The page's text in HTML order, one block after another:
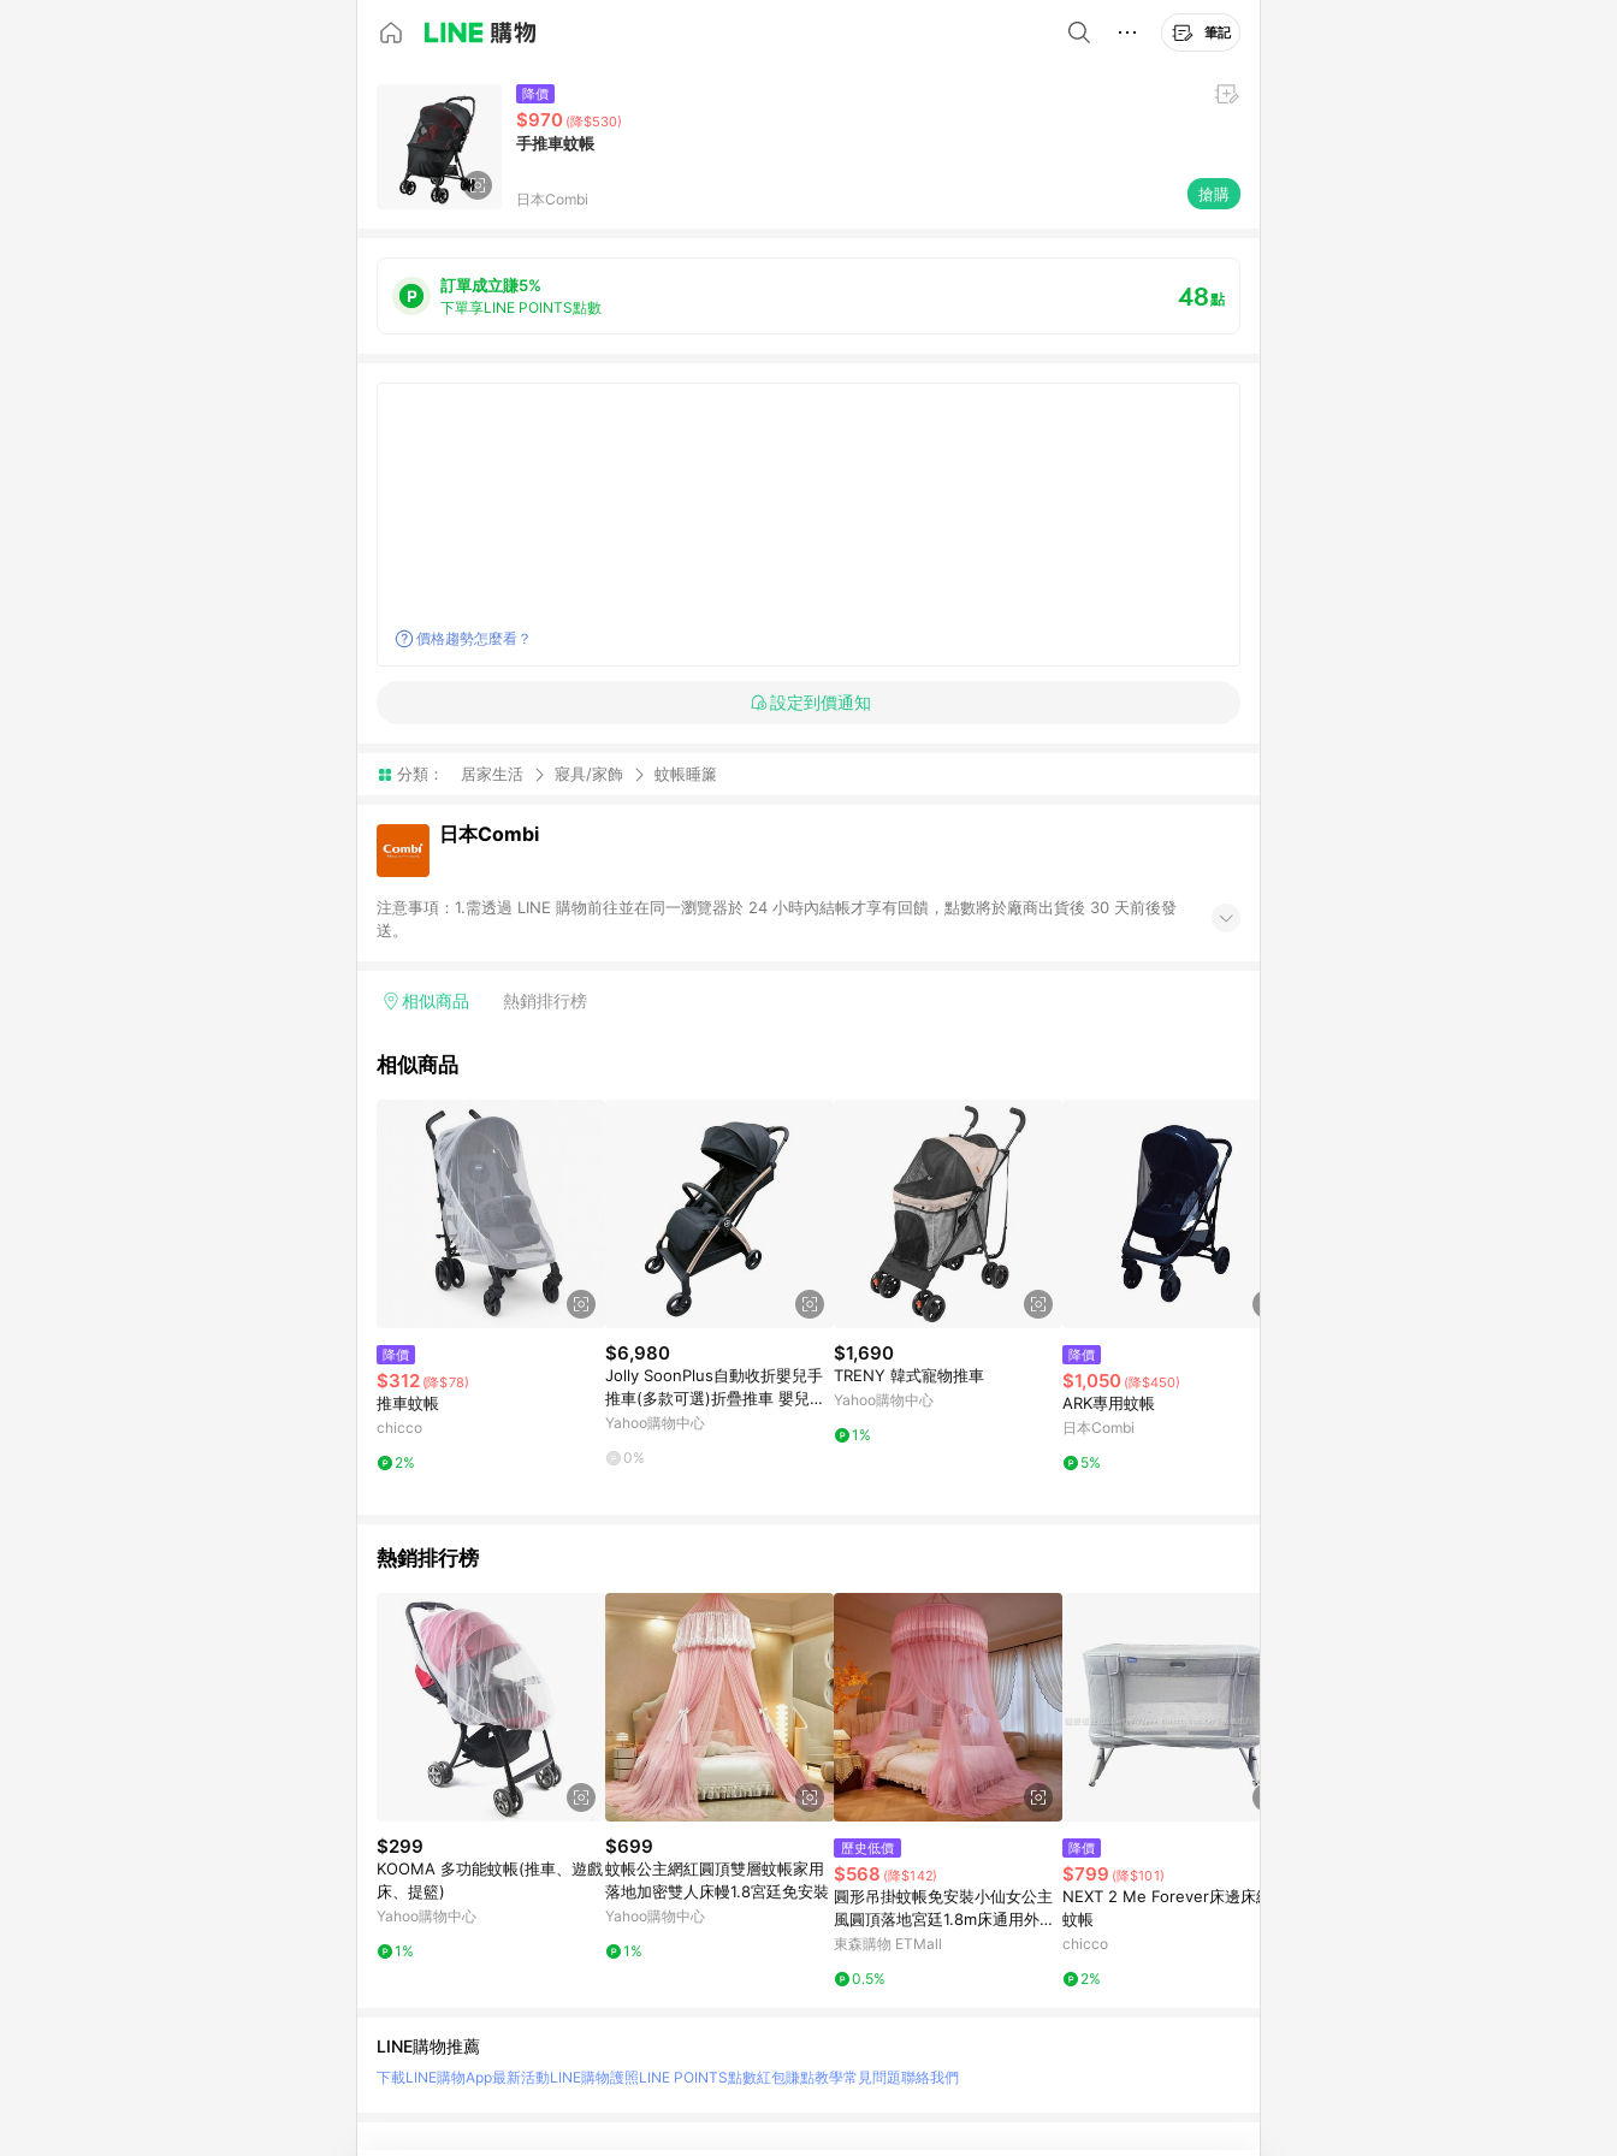
筆記
降價
$970 (降$530)
手推車蚊帳
日本Combi 搶購
訂單成立賺5%
下單享LINE POINTS點數 48點
價格趨勢怎麼看？
設定到價通知
分類： 居家生活 寢具/家飾 蚊帳睡簾
日本Combi
注意事項：1.需透過 LINE 購物前往並在同一瀏覽器於 24 小時內結帳才享有回饋，點數將於廠商出貨後 30 天前後發
送。
相似商品 熱銷排行榜
相似商品
降價
$312 (降$78)
推車蚊帳
chicco
2%
$6,980
Jolly SoonPlus自動收折嬰兒手
推車(多款可選)折疊推車 嬰兒推
車
Yahoo購物中心
0%
$1,690
TRENY 韓式寵物推車
Yahoo購物中心
1%
降價
$1,050 (降$450)
ARK專用蚊帳
日本Combi
5%
熱銷排行榜
$299
KOOMA 多功能蚊帳(推車、遊戲
床、提籃)
Yahoo購物中心
1%
$699
蚊帳公主網紅圓頂雙層蚊帳家用
落地加密雙人床幔1.8宮廷免安裝
Yahoo購物中心
1%
歷史低價
$568 (降$142)
圓形吊掛蚊帳免安裝小仙女公主
風圓頂落地宮廷1.8m床通用外貿
跨境
東森購物 ETMall
0.5%
降價
$799 (降$101)
NEXT 2 Me Forever床邊床細網
蚊帳
chicco
2%
LINE購物推薦
下載LINE購物App最新活動LINE購物護照LINE POINTS點數紅包賺點教學常見問題聯絡我們